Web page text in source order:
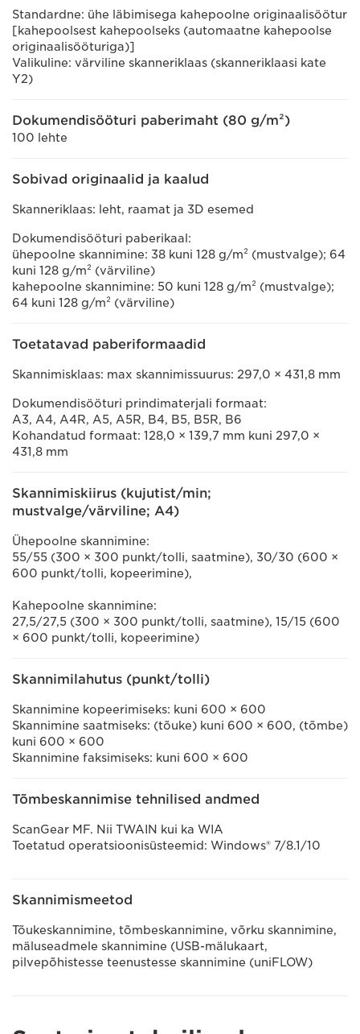
Standardne: ühe läbimisega kahepoolne originaalisöötur
[kahepoolsest kahepoolseks (automaatne kahepoolse
originaalisööturiga)]
Valikuline: värviline skanneriklaas (skanneriklaasi kate
Y2)
Dokumendisööturi paberimaht (80 g/m²)
100 lehte
Sobivad originaalid ja kaalud
Skanneriklaas: leht, raamat ja 3D esemed
Dokumendisööturi paberikaal:
ühepoolne skannimine: 38 kuni 128 g/m² (mustvalge); 64
kuni 128 g/m² (värviline)
kahepoolne skannimine: 50 kuni 128 g/m² (mustvalge);
64 kuni 128 g/m² (värviline)
Toetatavad paberiformaadid
Skannimisklaas: max skannimissuurus: 297,0 × 431,8 mm
Dokumendisööturi prindimaterjali formaat:
A3, A4, A4R, A5, A5R, B4, B5, B5R, B6
Kohandatud formaat: 128,0 × 139,7 mm kuni 297,0 ×
431,8 mm
Skannimiskiirus (kujutist/min;
mustvalge/värviline; A4)
Ühepoolne skannimine:
55/55 (300 × 300 punkt/tolli, saatmine), 30/30 (600 ×
600 punkt/tolli, kopeerimine),
Kahepoolne skannimine:
27,5/27,5 (300 × 300 punkt/tolli, saatmine), 15/15 (600
× 600 punkt/tolli, kopeerimine)
Skannimilahutus (punkt/tolli)
Skannimine kopeerimiseks: kuni 600 × 600
Skannimine saatmiseks: (tõuke) kuni 600 × 600, (tõmbe)
kuni 600 × 600
Skannimine faksimiseks: kuni 600 × 600
Tõmbeskannimise tehnilised andmed
ScanGear MF. Nii TWAIN kui ka WIA
Toetatud operatsioonisüsteemid: Windows® 7/8.1/10
Skannimismeetod
Tõukeskannimine, tõmbeskannimine, võrku skannimine,
mäluseadmele skannimine (USB-mälukaart,
pilvepõhistesse teenustesse skannimine (uniFLOW)